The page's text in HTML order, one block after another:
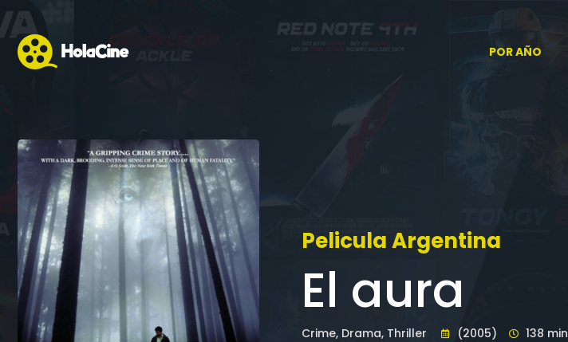
POR AÑO
Pelicula Argentina
El aura
Crime, Drama, Thriller (2005) 138 min